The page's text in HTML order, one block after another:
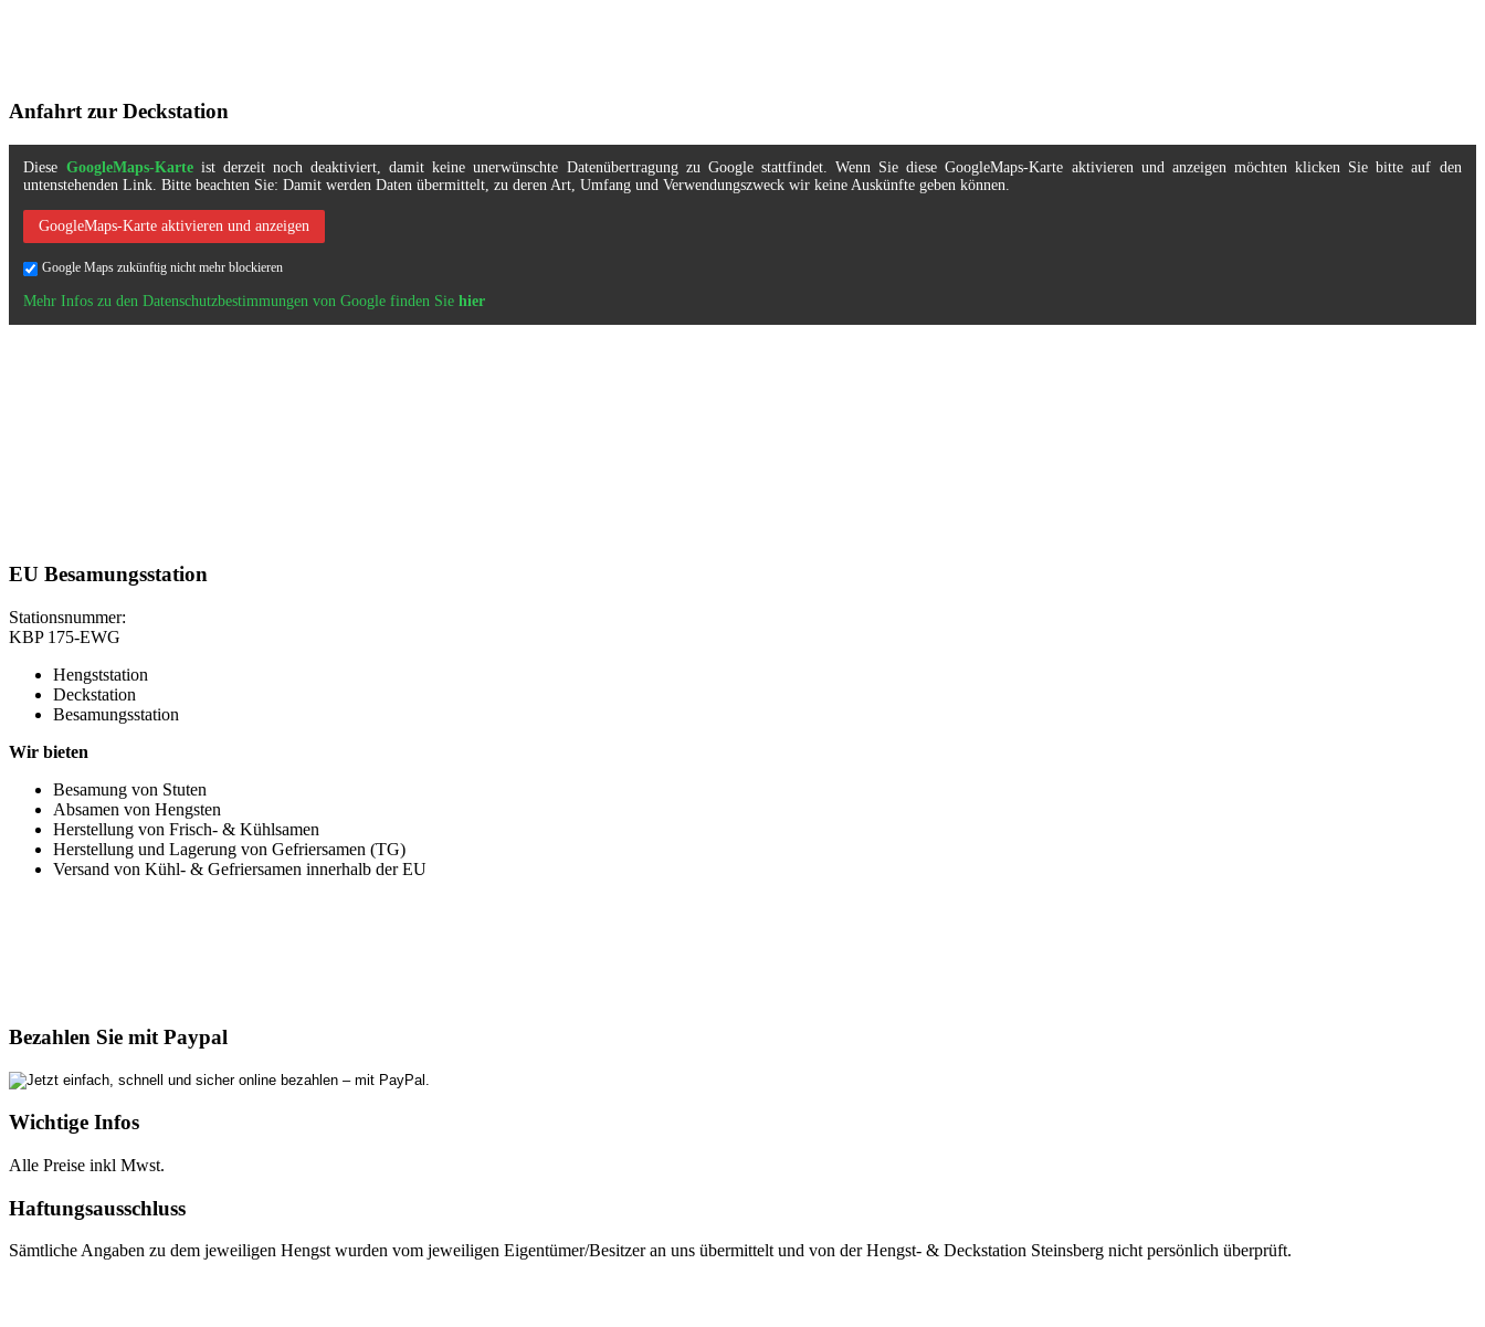
Anfahrt zur Deckstation
Diese GoogleMaps-Karteist derzeit noch deaktiviert, damit keine unerwünschte Datenübertragung zu Google stattfindet. Wenn Sie diese GoogleMaps-Karte aktivieren und anzeigen möchten klicken Sie bitte auf den
untenstehenden Link. Bitte beachten Sie: Damit werden Daten übermittelt, zu deren Art, Umfang und Verwendungszweck wir keine Auskünfte geben können.
GoogleMaps-Karte aktivieren und anzeigen
Google Maps zukünftig nicht mehr blockieren
Mehr Infos zu den Datenschutzbestimmungen von Google finden Siehier
EU Besamungsstation
Stationsnummer:
KBP 175-EWG
Hengststation
Deckstation
Besamungsstation
Wir bieten
Besamung von Stuten
Absamen von Hengsten
Herstellung von Frisch- & Kühlsamen
Herstellung und Lagerung von Gefriersamen (TG)
Versand von Kühl- & Gefriersamen innerhalb der EU
Bezahlen Sie mit Paypal
Wichtige Infos
Alle Preise inkl Mwst.
Haftungsausschluss
Sämtliche Angaben zu dem jeweiligen Hengst wurden vom jeweiligen Eigentümer/Besitzer an uns übermittelt und von der Hengst- & Deckstation Steinsberg nicht persönlich überprüft.